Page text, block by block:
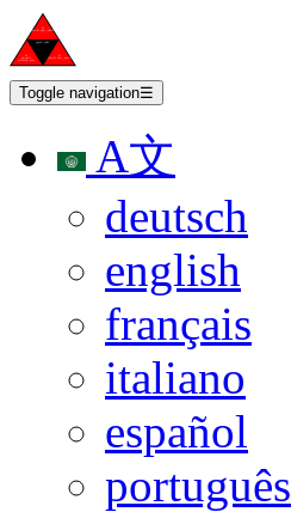
Toggle navigation☰
A文
deutsch
english
français
italiano
español
português